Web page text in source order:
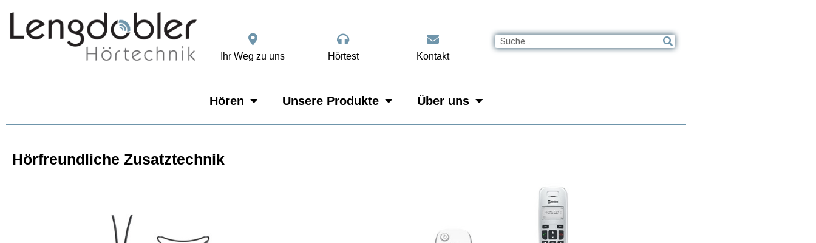
Ihr Weg zu uns Hörtest Kontakt
Hören Unsere Produkte Über uns
Hörfreundliche Zusatztechnik